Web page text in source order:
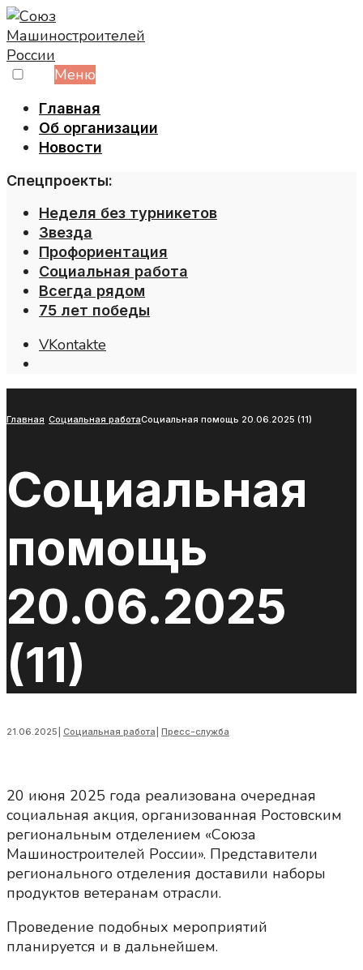
Skip
to
content
Меню
Главная
Об организации
Новости
Спецпроекты:
Неделя без турникетов
Звезда
Профориентация
Социальная работа
Всегда рядом
75 лет победы
VKontakte
Главная Социальная работаСоциальная помощь 20.06.2025 (11)
Социальная
помощь
20.06.2025
(11)
21.06.2025 Социальная работа Пресс-служба
20 июня 2025 года реализована очередная
социальная акция, организованная Ростовским
региональным отделением «Союза
Машиностроителей России». Представители
регионального отделения доставили наборы
продуктов ветеранам отрасли.
Проведение подобных мероприятий
планируется и в дальнейшем.